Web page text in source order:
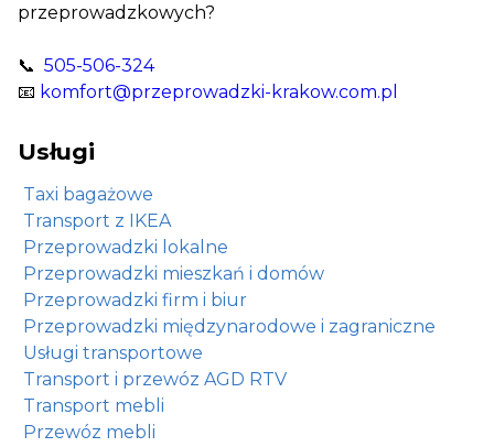
przeprowadzkowych?
📞 505-506-324
📧 komfort@przeprowadzki-krakow.com.pl
Usługi
Taxi bagażowe
Transport z IKEA
Przeprowadzki lokalne
Przeprowadzki mieszkań i domów
Przeprowadzki firm i biur
Przeprowadzki międzynarodowe i zagraniczne
Usługi transportowe
Transport i przewóz AGD RTV
Transport mebli
Przewóz mebli